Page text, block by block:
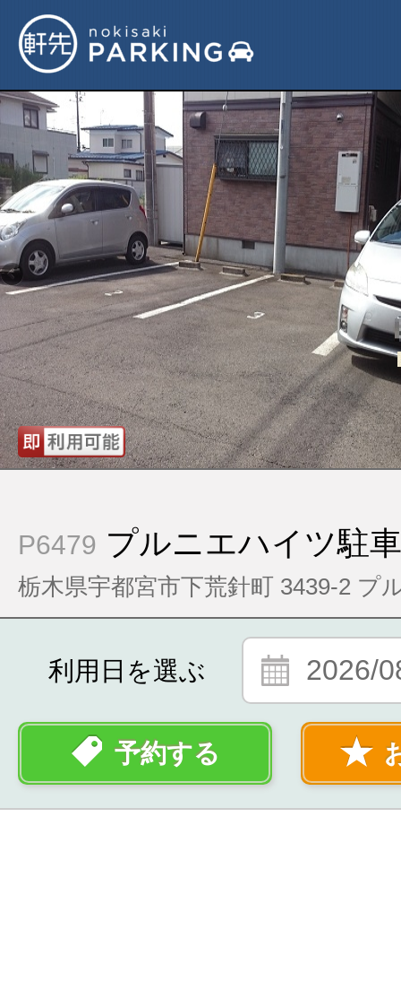
P6479 プルニエハイツ駐
栃木県宇都宮市下荒針町 3439-2 プ
利用日を選ぶ 2026/
予約する